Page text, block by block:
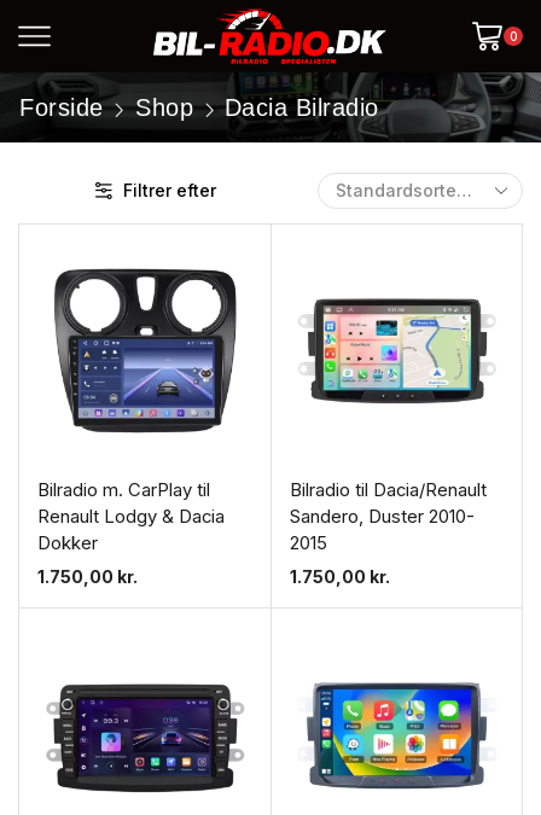
0
Forside Shop Dacia Bilradio
Filtrer efter
Bilradio m. CarPlay til
Renault Lodgy & Dacia
Dokker
1.750,00 kr.
Bilradio til Dacia/Renault
Sandero, Duster 2010-
2015
1.750,00 kr.